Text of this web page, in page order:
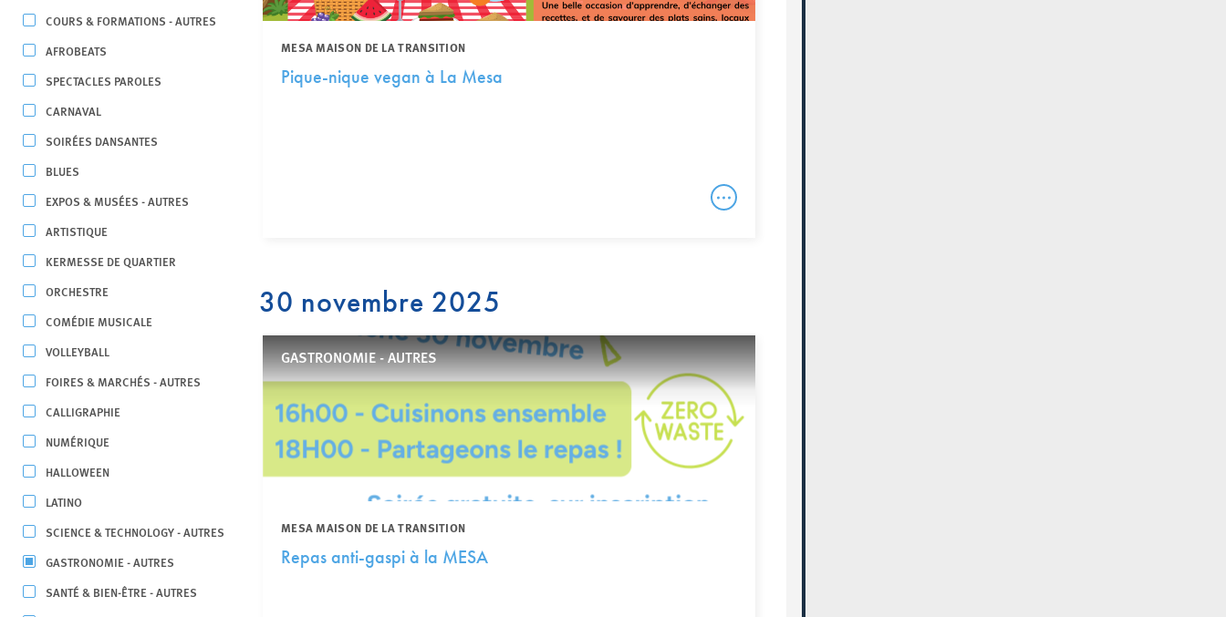
COURS & FORMATIONS - AUTRES
AFROBEATS
SPECTACLES PAROLES
CARNAVAL
SOIRÉES DANSANTES
BLUES
EXPOS & MUSÉES - AUTRES
ARTISTIQUE
KERMESSE DE QUARTIER
ORCHESTRE
COMÉDIE MUSICALE
VOLLEYBALL
FOIRES & MARCHÉS - AUTRES
CALLIGRAPHIE
NUMÉRIQUE
HALLOWEEN
LATINO
SCIENCE & TECHNOLOGY - AUTRES
GASTRONOMIE - AUTRES
SANTÉ & BIEN-ÊTRE - AUTRES
MESA MAISON DE LA TRANSITION
Pique-nique vegan à La Mesa
30 novembre 2025
GASTRONOMIE - AUTRES
MESA MAISON DE LA TRANSITION
Repas anti-gaspi à la MESA